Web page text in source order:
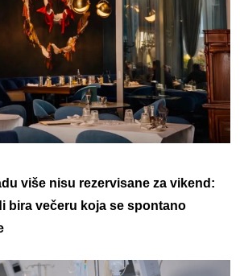
više nisu rezervisane za vikend:
bira večeru koja se spontano